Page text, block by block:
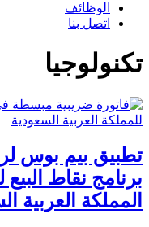
الوظائف
اتصل بنا
تكنولوجيا
تطبيق بيم بوس
برنامج نقاط البيع
المملكة العربية